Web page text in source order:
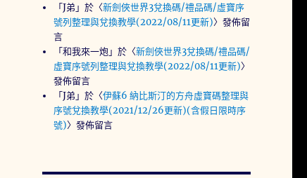
「J弟 」於〈新劍俠世界3兌換碼/禮品碼/虛寶序
號列整理與兌換教學(2022/08/11更新)〉發佈留
言
「和我來一炮」於〈新劍俠世界3兌換碼/禮品碼/
虛寶序號列整理與兌換教學(2022/08/11更新)〉
發佈留言
「J弟 」於〈伊蘇6 納比斯汀的方舟虛寶碼整理與
序號兌換教學(2021/12/26更新)(含假日限時序
號)〉發佈留言